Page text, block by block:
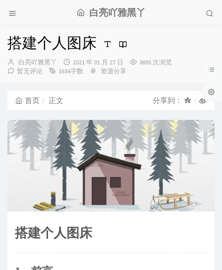
白亮吖雅黑丫
搭建个人图床
博
主：
白亮吖雅黑丫
发
布
2021 年 01 月 27 日
3695 次浏览
暂无评论
1634字数
分
资源分享
首页 正文 分享到：
搭建个人图床